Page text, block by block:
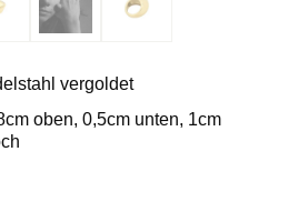
vergoldet
oben, 0,5cm unten, 1cm